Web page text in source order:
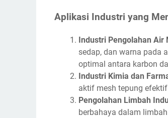
Aplikasi Industri yang
Industri Pengolahan Air
sedap, dan warna pada
optimal antara karbon
Industri Kimia dan
aktif mesh tepung
Pengolahan Limbah
berbahaya dalam